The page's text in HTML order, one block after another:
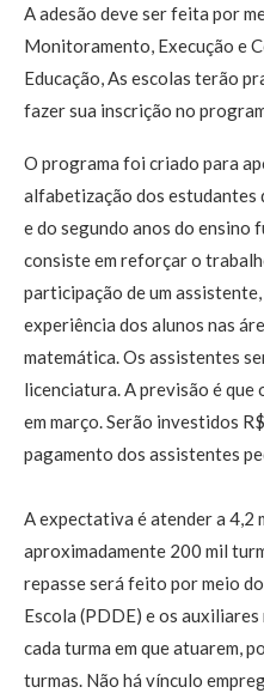
A adesão deve ser feita por
Monitoramento, Execução e
Educação, As escolas terão
fazer sua inscrição no
O programa foi criado para
alfabetização dos estudantes
e do segundo anos do ensino
consiste em reforçar o
participação de um
experiência dos alunos nas
matemática. Os assistentes
licenciatura. A previsão é
em março. Serão investidos
pagamento dos assistentes
A expectativa é atender a 4,2
aproximadamente 200 mil
repasse será feito por meio
Escola (PDDE) e os
cada turma em que atuarem,
turmas. Não há vínculo